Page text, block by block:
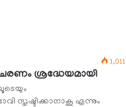
1,011
ശ്രദ്ധേയമായി
സൃഷ്ടിക്കാനാകൂ എന്നും